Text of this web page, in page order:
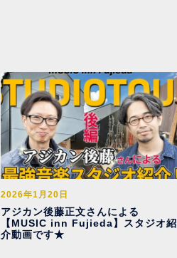
2026年1月20日
アジカン後藤正文さんによる
【MUSIC inn Fujieda】スタジオ紹
介動画です★